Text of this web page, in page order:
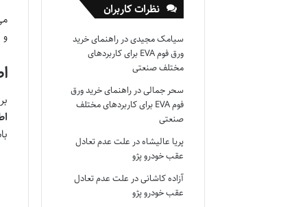
و
نظرات کاربران
سیامک مجیدیدرراهنمای خرید
ورق فوم EVA برای کاربردهای
مختلف صنعتی
سحر جمالیدرراهنمای خرید ورق
فوم EVA برای کاربردهای مختلف
صنعتی
پریا عالیشاهدر علت عدم تعادل
عقب خودرو پژو
آزاده کاشانیدر علت عدم تعادل
عقب خودرو پژو